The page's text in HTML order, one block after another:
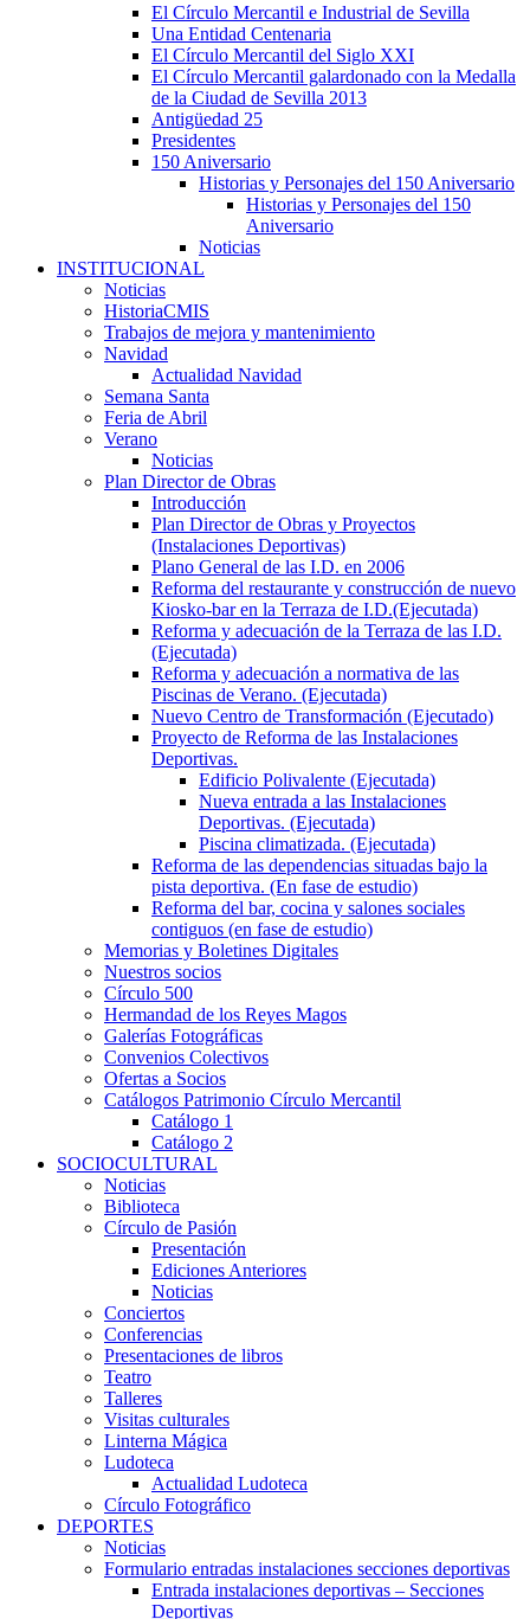
El Círculo Mercantil e Industrial de Sevilla
Una Entidad Centenaria
El Círculo Mercantil del Siglo XXI
El Círculo Mercantil galardonado con la Medalla
de la Ciudad de Sevilla 2013
Antigüedad 25
Presidentes
150 Aniversario
Historias y Personajes del 150 Aniversario
Historias y Personajes del 150
Aniversario
Noticias
INSTITUCIONAL
Noticias
HistoriaCMIS
Trabajos de mejora y mantenimiento
Navidad
Actualidad Navidad
Semana Santa
Feria de Abril
Verano
Noticias
Plan Director de Obras
Introducción
Plan Director de Obras y Proyectos
(Instalaciones Deportivas)
Plano General de las I.D. en 2006
Reforma del restaurante y construcción de nuevo
Kiosko-bar en la Terraza de I.D.(Ejecutada)
Reforma y adecuación de la Terraza de las I.D.
(Ejecutada)
Reforma y adecuación a normativa de las
Piscinas de Verano. (Ejecutada)
Nuevo Centro de Transformación (Ejecutado)
Proyecto de Reforma de las Instalaciones
Deportivas.
Edificio Polivalente (Ejecutada)
Nueva entrada a las Instalaciones
Deportivas. (Ejecutada)
Piscina climatizada. (Ejecutada)
Reforma de las dependencias situadas bajo la
pista deportiva. (En fase de estudio)
Reforma del bar, cocina y salones sociales
contiguos (en fase de estudio)
Memorias y Boletines Digitales
Nuestros socios
Círculo 500
Hermandad de los Reyes Magos
Galerías Fotográficas
Convenios Colectivos
Ofertas a Socios
Catálogos Patrimonio Círculo Mercantil
Catálogo 1
Catálogo 2
SOCIOCULTURAL
Noticias
Biblioteca
Círculo de Pasión
Presentación
Ediciones Anteriores
Noticias
Conciertos
Conferencias
Presentaciones de libros
Teatro
Talleres
Visitas culturales
Linterna Mágica
Ludoteca
Actualidad Ludoteca
Círculo Fotográfico
DEPORTES
Noticias
Formulario entradas instalaciones secciones deportivas
Entrada instalaciones deportivas – Secciones
Deportivas